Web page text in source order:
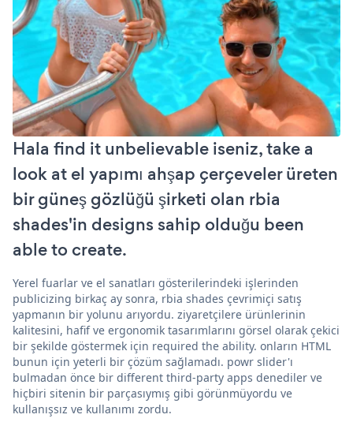
Hala find it unbelievable iseniz, take a
look at el yapımı ahşap çerçeveler üreten
bir güneş gözlüğü şirketi olan rbia
shades'in designs sahip olduğu been
able to create.
Yerel fuarlar ve el sanatları gösterilerindeki işlerinden
publicizing birkaç ay sonra, rbia shades çevrimiçi satış
yapmanın bir yolunu arıyordu. ziyaretçilere ürünlerinin
kalitesini, hafif ve ergonomik tasarımlarını görsel olarak çekici
bir şekilde göstermek için required the ability. onların HTML
bunun için yeterli bir çözüm sağlamadı. powr slider'ı
bulmadan önce bir different third-party apps denediler ve
hiçbiri sitenin bir parçasıymış gibi görünmüyordu ve
kullanışsız ve kullanımı zordu.